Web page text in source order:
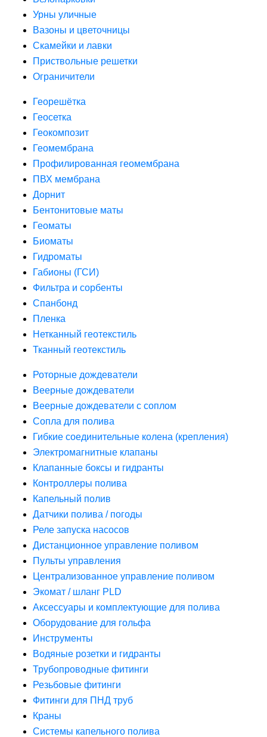
Урны уличные
Вазоны и цветочницы
Скамейки и лавки
Приствольные решетки
Ограничители
Георешётка
Геосетка
Геокомпозит
Геомембрана
Профилированная геомембрана
ПВХ мембрана
Дорнит
Бентонитовые маты
Геоматы
Биоматы
Гидроматы
Габионы (ГСИ)
Фильтра и сорбенты
Спанбонд
Пленка
Нетканный геотекстиль
Тканный геотекстиль
Роторные дождеватели
Веерные дождеватели
Веерные дождеватели с соплом
Сопла для полива
Гибкие соединительные колена (крепления)
Электромагнитные клапаны
Клапанные боксы и гидранты
Контроллеры полива
Капельный полив
Датчики полива / погоды
Реле запуска насосов
Дистанционное управление поливом
Пульты управления
Централизованное управление поливом
Экомат / шланг PLD
Аксессуары и комплектующие для полива
Оборудование для гольфа
Инструменты
Водяные розетки и гидранты
Трубопроводные фитинги
Резьбовые фитинги
Фитинги для ПНД труб
Краны
Системы капельного полива